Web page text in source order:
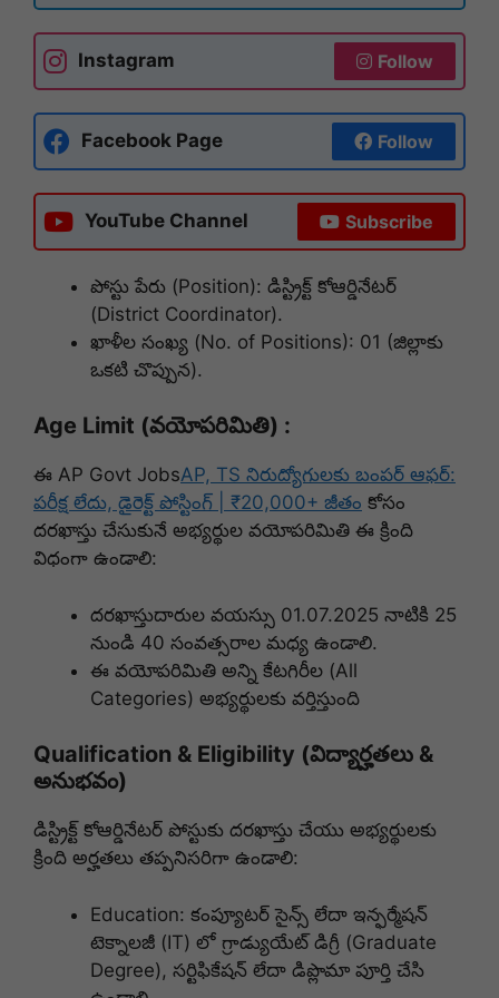
Instagram Follow
Facebook Page Follow
YouTube Channel Subscribe
పోస్టు పేరు (Position): డిస్ట్రిక్ట్ కోఆర్డినేటర్
(District Coordinator).
ఖాళీల సంఖ్య (No. of Positions): 01 (జిల్లాకు
ఒకటి చొప్పున).
Age Limit (వయోపరిమితి) :
ఈ AP Govt JobsAP, TS నిరుద్యోగులకు బంపర్ ఆఫర్:
పరీక్ష లేదు, డైరెక్ట్ పోస్టింగ్ | ₹20,000+ జీతం కోసం
దరఖాస్తు చేసుకునే అభ్యర్థుల వయోపరిమితి ఈ క్రింది
విధంగా ఉండాలి:
దరఖాస్తుదారుల వయస్సు 01.07.2025 నాటికి 25
నుండి 40 సంవత్సరాల మధ్య ఉండాలి.
ఈ వయోపరిమితి అన్ని కేటగిరీల (All
Categories) అభ్యర్థులకు వర్తిస్తుంది
Qualification & Eligibility (విద్యార్హతలు &
అనుభవం)
డిస్ట్రిక్ట్ కోఆర్డినేటర్ పోస్టుకు దరఖాస్తు చేయు అభ్యర్థులకు
క్రింది అర్హతలు తప్పనిసరిగా ఉండాలి:
Education: కంప్యూటర్ సైన్స్ లేదా ఇన్ఫర్మేషన్
టెక్నాలజీ (IT) లో గ్రాడ్యుయేట్ డిగ్రీ (Graduate
Degree), సర్టిఫికేషన్ లేదా డిప్లొమా పూర్తి చేసి